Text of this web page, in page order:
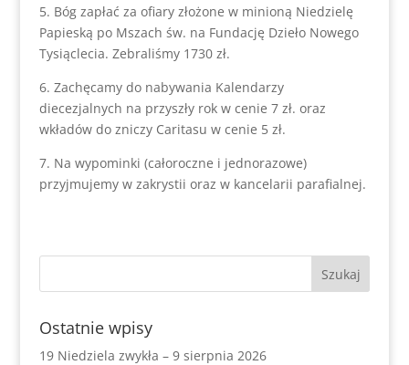
5. Bóg zapłać za ofiary złożone w minioną Niedzielę
Papieską po Mszach św. na Fundację Dzieło Nowego
Tysiąclecia. Zebraliśmy 1730 zł.
6. Zachęcamy do nabywania Kalendarzy
diecezjalnych na przyszły rok w cenie 7 zł. oraz
wkładów do zniczy Caritasu w cenie 5 zł.
7. Na wypominki (całoroczne i jednorazowe)
przyjmujemy w zakrystii oraz w kancelarii parafialnej.
Ostatnie wpisy
19 Niedziela zwykła – 9 sierpnia 2026